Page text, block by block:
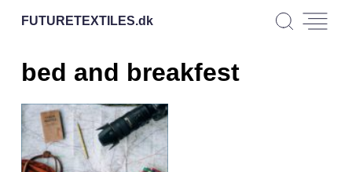
FUTURETEXTILES.dk
bed and breakfest